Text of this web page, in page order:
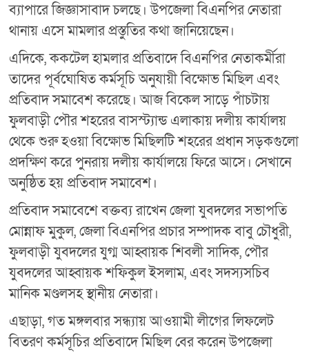
ব্যাপারে জিজ্ঞাসাবাদ চলছে। উপজেলা বিএনপির নেতারা
থানায় এসে মামলার প্রস্তুতির কথা জানিয়েছেন।
এদিকে, ককটেল হামলার প্রতিবাদে বিএনপির নেতাকর্মীরা
তাদের পূর্বঘোষিত কর্মসূচি অনুযায়ী বিক্ষোভ মিছিল এবং
প্রতিবাদ সমাবেশ করেছে। আজ বিকেল সাড়ে পাঁচটায়
ফুলবাড়ী পৌর শহরের বাসস্ট্যান্ড এলাকায় দলীয় কার্যালয়
থেকে শুরু হওয়া বিক্ষোভ মিছিলটি শহরের প্রধান সড়কগুলো
প্রদক্ষিণ করে পুনরায় দলীয় কার্যালয়ে ফিরে আসে। সেখানে
অনুষ্ঠিত হয় প্রতিবাদ সমাবেশ।
প্রতিবাদ সমাবেশে বক্তব্য রাখেন জেলা যুবদলের সভাপতি
মোন্নাফ মুকুল, জেলা বিএনপির প্রচার সম্পাদক বাবু চৌধুরী,
ফুলবাড়ী যুবদলের যুগ্ম আহ্বায়ক শিবলী সাদিক, পৌর
যুবদলের আহ্বায়ক শফিকুল ইসলাম, এবং সদস্যসচিব
মানিক মণ্ডলসহ স্থানীয় নেতারা।
এছাড়া, গত মঙ্গলবার সন্ধ্যায় আওয়ামী লীগের লিফলেট
বিতরণ কর্মসূচির প্রতিবাদে মিছিল বের করেন উপজেলা